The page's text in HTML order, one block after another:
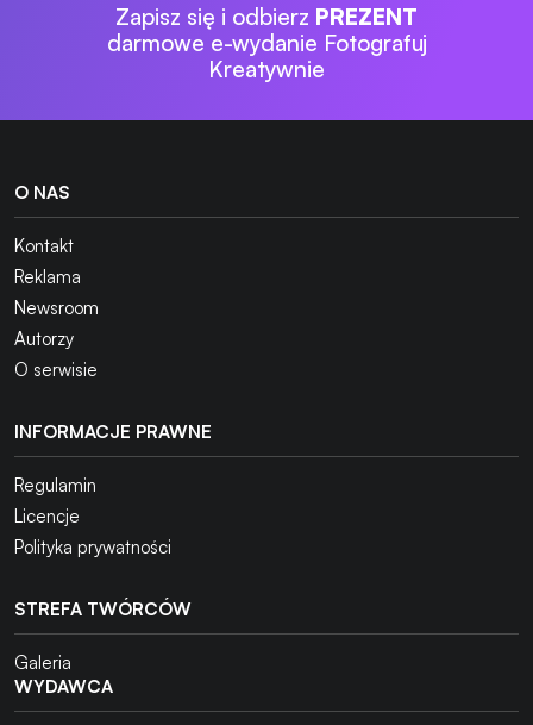
Zapisz się i odbierz PREZENT
darmowe e-wydanie Fotografuj
Kreatywnie
O NAS
Kontakt
Reklama
Newsroom
Autorzy
O serwisie
INFORMACJE PRAWNE
Regulamin
Licencje
Polityka prywatności
STREFA TWÓRCÓW
Galeria
WYDAWCA